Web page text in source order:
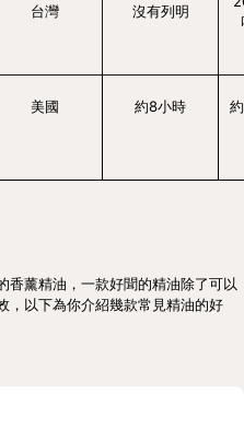
台灣 沒有列明
美國 約8小時
香薰精油，一款好聞的精油除了可以
，以下為你介紹幾款常見精油的好